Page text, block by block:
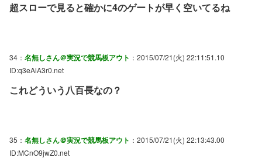
超スローで見ると確かに4のゲートが早く空いてるね
34： 名無しさん＠実況で競馬板アウト ：2015/07/21(火) 22:11:51.10
ID:q3eAiA3r0.net
これどういう八百長なの？
35： 名無しさん＠実況で競馬板アウト ：2015/07/21(火) 22:13:43.00
ID:MCnO9jwZ0.net